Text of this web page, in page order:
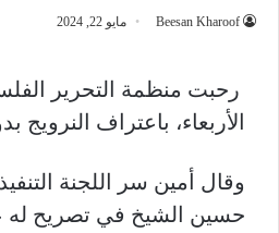
Beesan Kharoof مايو 22, 2024
رحبت منظمة التحرير
الأربعاء، باعتراف النرويج
وقال أمين سر اللجنة
حسين الشيخ في تصريح له